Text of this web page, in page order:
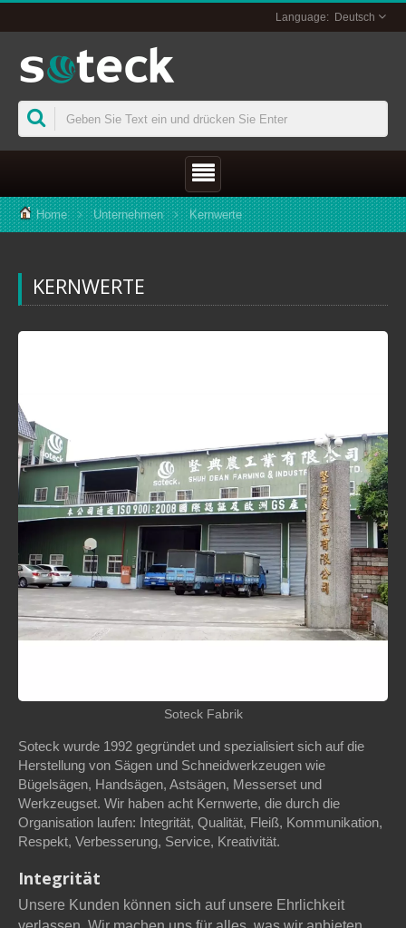
Deutsch
Home Unternehmen Kernwerte
KERNWERTE
Soteck Fabrik
Soteck wurde 1992 gegründet und spezialisiert sich auf die
Herstellung von Sägen und Schneidwerkzeugen wie
Bügelsägen, Handsägen, Astsägen, Messerset und
Werkzeugset. Wir haben acht Kernwerte, die durch die
Organisation laufen: Integrität, Qualität, Fleiß, Kommunikation,
Respekt, Verbesserung, Service, Kreativität.
Integrität
Unsere Kunden können sich auf unsere Ehrlichkeit